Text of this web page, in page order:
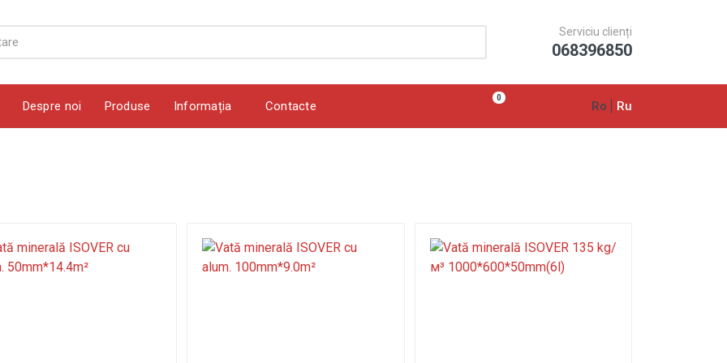
Serviciu clienți
068396850
Despre noi Produse Informația Contacte
0
Ro Ru